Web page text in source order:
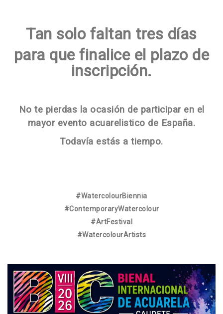
Tan solo faltan tres días
para que finalice el plazo de
inscripción.
No te pierdas la ocasión de participar en el
mayor evento acuarelistico de España.
Todavía estás a tiempo.
#WatercolourBiennia
#ContemporaryWatercolour
#ArtFestival
#WatercolourArtists